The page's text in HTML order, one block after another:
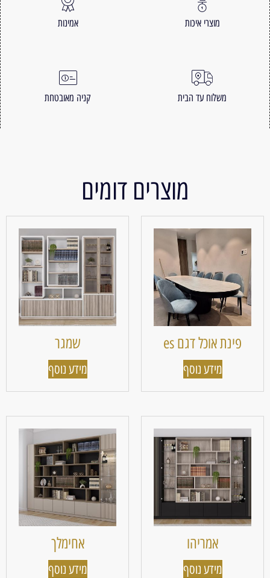
מוצרי איכות אמינות
משלוח עד הבית קניה מאובטחת
מוצרים דומים
פינת אוכל דגם es
מידע נוסף
שמגר
מידע נוסף
אמריהו
מידע נוסף
אחימלך
מידע נוסף